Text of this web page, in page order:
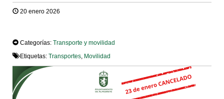
20 enero 2026
Categorías: Transporte y movilidad
Etiquetas: Transportes Movilidad